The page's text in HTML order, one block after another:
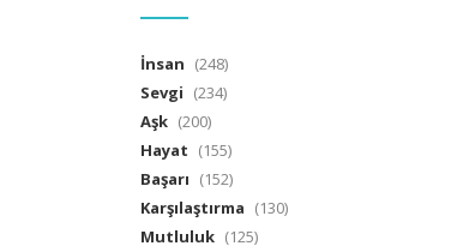
İnsan (248)
Sevgi (234)
Aşk (200)
Hayat (155)
Başarı (152)
Karşılaştırma (130)
Mutluluk (125)